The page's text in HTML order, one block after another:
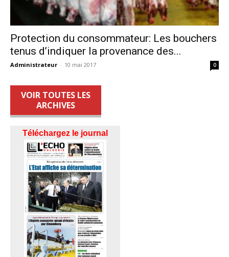
Protection du consommateur: Les bouchers
tenus d’indiquer la provenance des...
Administrateur - 10 mai 2017 0
VOIR TOUTES LES
ARCHIVES